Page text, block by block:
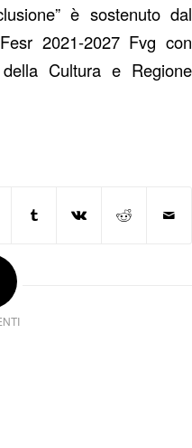
è sostenuto dal
2021-2027 Fvg con
Cultura e Regione